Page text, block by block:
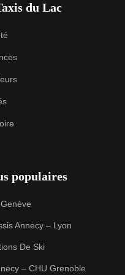
du Lac
populaires
Annecy – Lyon
De Ski
– CHU Grenoble